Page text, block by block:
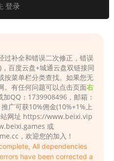
登录
23 0
0
解压
29
过补全和错误二次修正，错误
百度云盘+城通云盘双链接同
按菜单栏分类查找。如果您无
。有任何问题可以点击页面右
加QQ：1739908496，邮箱：
推广可获10%佣金(10%+1%上
站网址 https://www.beixi.vip
或
，欢迎您的加入！
All dependencies
have been corrected a